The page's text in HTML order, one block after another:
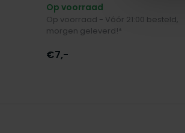
Op voorraad
Op voorraad - Vóór 21:00 besteld,
morgen geleverd!*
€7,-